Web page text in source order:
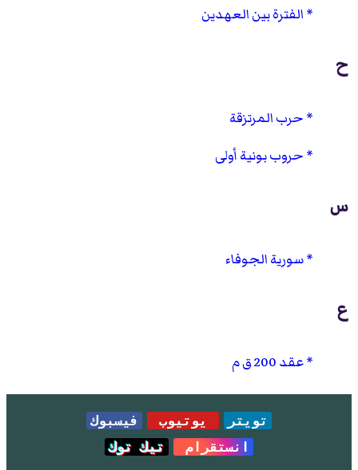
الفترة بين العهدين
ح
حرب المرتزقة
حروب بونية أولى
س
سورية الجوفاء
ع
عقد 200 ق م
تويتر يوتيوب
فيسبوك
انستقرام
تيك توك